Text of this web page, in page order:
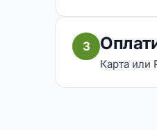
3
Карта или